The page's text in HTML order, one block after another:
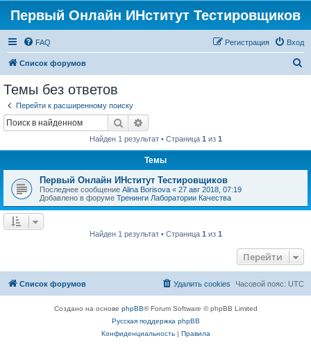
Первый Онлайн ИНститут Тестировщиков
FAQ Вход
Регистрация
Список форумов
Темы без ответов
Перейти к расширенному поиску
Поиск
Найден 1 результат • Страница 1 из 1
Темы
Первый Онлайн ИНститут Тестировщиков
Последнее сообщение Alina Borisova « 27 авг 2018, 07:19
Добавлено в форуме Тренинги Лаборатории Качества
Найден 1 результат • Страница 1 из 1
Перейти
Список форумов Часовой пояс: UTC
Удалить cookies
Создано на основе phpBB® Forum Software © phpBB Limited
Русская поддержка phpBB
Конфиденциальность| Правила